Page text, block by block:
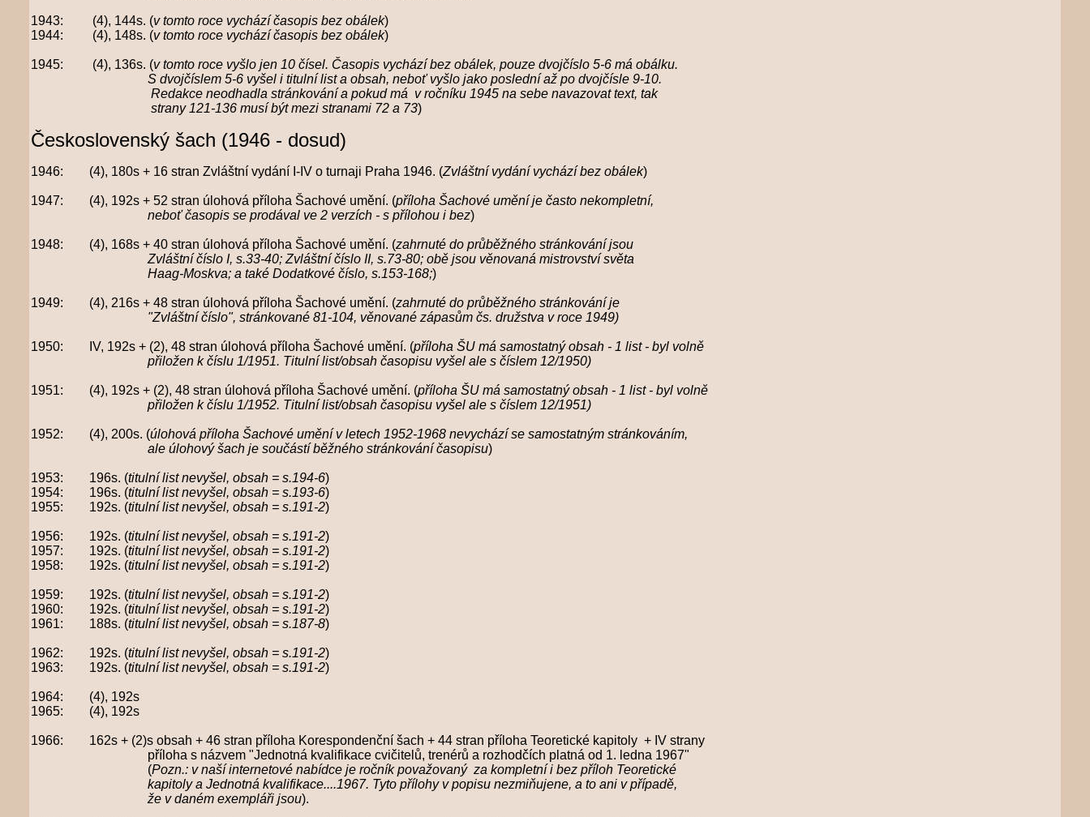
1943: (4), 144s. (v tomto roce vychází časopis bez obálek)
1944: (4), 148s. (v tomto roce vychází časopis bez obálek)
1945: (4), 136s. (v tomto roce vyšlo jen 10 čísel. Časopis vychází bez obálek, pouze dvojčíslo 5-6 má obálku.
S dvojčíslem 5-6 vyšel i titulní list a obsah, neboť vyšlo jako poslední až po dvojčísle 9-10.
Redakce neodhadla stránkování a pokud má v ročníku 1945 na sebe navazovat text, tak
strany 121-136 musí být mezi stranami 72 a 73)
Československý šach (1946 - dosud)
1946: (4), 180s + 16 stran Zvláštní vydání I-IV o turnaji Praha 1946. (Zvláštní vydání vychází bez obálek)
1947: (4), 192s + 52 stran úlohová příloha Šachové umění. (příloha Šachové umění je často nekompletní,
neboť časopis se prodával ve 2 verzích - s přílohou i bez)
1948: (4), 168s + 40 stran úlohová příloha Šachové umění. (zahrnuté do průběžného stránkování jsou
Zvláštní číslo I, s.33-40; Zvláštní číslo II, s.73-80; obě jsou věnovaná mistrovství světa
Haag-Moskva; a také Dodatkové číslo, s.153-168;)
1949: (4), 216s + 48 stran úlohová příloha Šachové umění. (zahrnuté do průběžného stránkování je
"Zvláštní číslo", stránkované 81-104, věnované zápasům čs. družstva v roce 1949)
1950: IV, 192s + (2), 48 stran úlohová příloha Šachové umění. (příloha ŠU má samostatný obsah - 1 list - byl volně
přiložen k číslu 1/1951. Titulní list/obsah časopisu vyšel ale s číslem 12/1950)
1951: (4), 192s + (2), 48 stran úlohová příloha Šachové umění. (příloha ŠU má samostatný obsah - 1 list - byl volně
přiložen k číslu 1/1952. Titulní list/obsah časopisu vyšel ale s číslem 12/1951)
1952: (4), 200s. (úlohová příloha Šachové umění v letech 1952-1968 nevychází se samostatným stránkováním,
ale úlohový šach je součástí běžného stránkování časopisu)
1953: 196s. (titulní list nevyšel, obsah = s.194-6)
1954: 196s. (titulní list nevyšel, obsah = s.193-6)
1955: 192s. (titulní list nevyšel, obsah = s.191-2)
1956: 192s. (titulní list nevyšel, obsah = s.191-2)
1957: 192s. (titulní list nevyšel, obsah = s.191-2)
1958: 192s. (titulní list nevyšel, obsah = s.191-2)
1959: 192s. (titulní list nevyšel, obsah = s.191-2)
1960: 192s. (titulní list nevyšel, obsah = s.191-2)
1961: 188s. (titulní list nevyšel, obsah = s.187-8)
1962: 192s. (titulní list nevyšel, obsah = s.191-2)
1963: 192s. (titulní list nevyšel, obsah = s.191-2)
1964: (4), 192s
1965: (4), 192s
1966: 162s + (2)s obsah + 46 stran příloha Korespondenční šach + 44 stran příloha Teoretické kapitoly + IV strany
příloha s názvem "Jednotná kvalifikace cvičitelů, trenérů a rozhodčích platná od 1. ledna 1967"
(Pozn.: v naší internetové nabídce je ročník považovaný za kompletní i bez příloh Teoretické
kapitoly a Jednotná kvalifikace....1967. Tyto přílohy v popisu nezmiňujene, a to ani v případě,
že v daném exempláři jsou).